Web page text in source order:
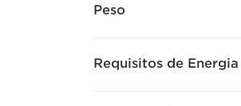
Peso
Requisitos de Energia